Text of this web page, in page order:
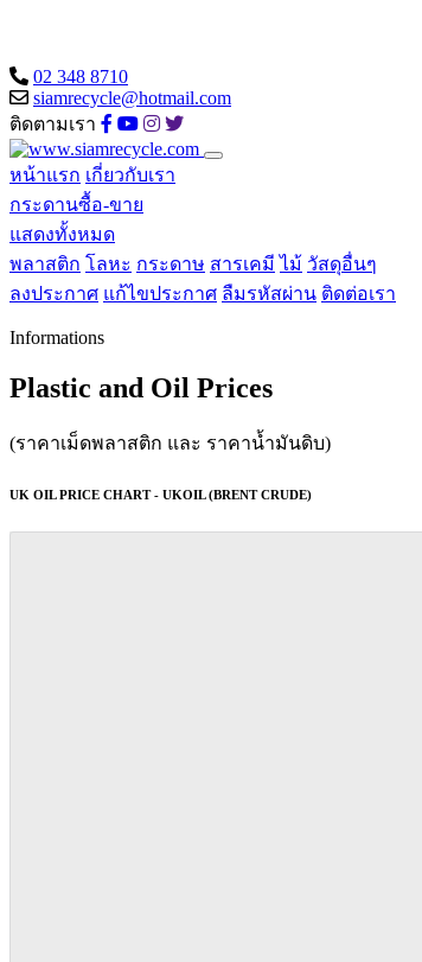
02 348 8710
siamrecycle@hotmail.com
ติดตามเรา
หน้าแรก เกี่ยวกับเรา
กระดานซื้อ-ขาย
แสดงทั้งหมด
พลาสติก โลหะ กระดาษ สารเคมี ไม้ วัสดุอื่นๆ
ลงประกาศ แก้ไขประกาศ ลืมรหัสผ่าน ติดต่อเรา
Informations
Plastic and Oil Prices
(ราคาเม็ดพลาสติก และ ราคาน้ำมันดิบ)
UK OIL PRICE CHART - UKOIL (BRENT CRUDE)